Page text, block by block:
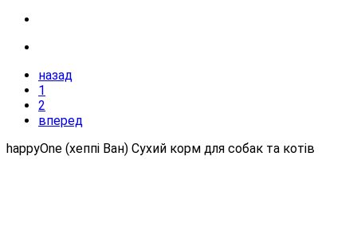
назад
1
2
вперед
happyOne (хеппі Ван) Сухий корм для собак та котів